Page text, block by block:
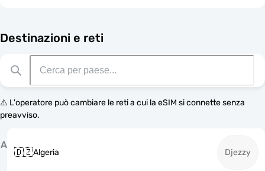
Destinazioni e reti
⚠️ L'operatore può cambiare le reti a cui la eSIM si connette senza
preavviso.
A
🇩🇿Algeria Djezzy